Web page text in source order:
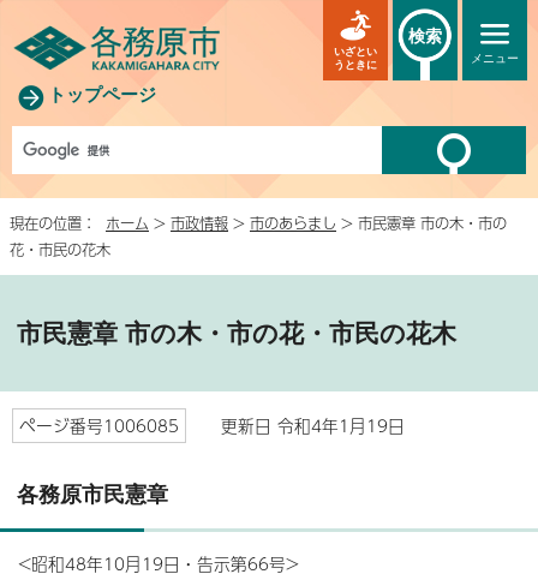
トップページ
メニュー
いざとい
うときに
検索
現在の位置： ホーム > 市政情報 > 市のあらまし > 市民憲章 市の木・市の
花・市民の花木
市民憲章 市の木・市の花・市民の花木
ページ番号1006085 更新日 令和4年1月19日
各務原市民憲章
<昭和48年10月19日・告示第66号>